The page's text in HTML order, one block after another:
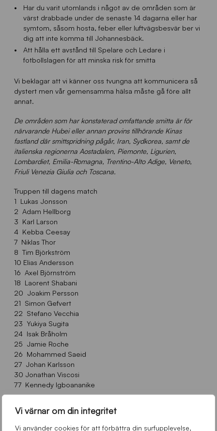
Har du varit utomlands i något av de områden som är
värst drabbade under de senaste 14 dagarna eller har
symtom, såsom hosta, feber eller luftvägsbesvär ber vi
dig att inte komma till Johannesbäck.
Att hålla ett avstånd till Spelare och Ledare i
fotbollslagen för att minska risk för smitta
Vi beklagar att vi känner oss tvungna att kommunicera så
dystert men vår gemensamma hälsa måste gå före allt
annat.
De områden som har konstaterad omfattande smitta är för
närvarande Hubei eller annan provins tillhörande Kinas
fastland där smittspridning pågår, Iran, Sydkorea, samt de
italienska regionerna Aostadalen, Piemonte, Ligurien,
Lombardiet, Emilia-Romagna, Trentino-Alto Adige, Veneto,
Friuli Venezia Giulia och Toscana.
Truppen till dagens match
1 Lukas Jonsson
2 Adam Hellborg
3 Karl Larson
4 Kebba Ceesay
7 Niklas Thor
8 Tim Björkström
10 Elias Andersson
16 Axel Björnström
18 Laorent Shabani
20 Joakim Persson
21 Simon Gefvert
22 Stefano Vecchia
23 Yukiya Sugita
24 Isak Bråholm
25 Jamie Roche
26 Mohammed Saeid
27 Johan Karlsson
30 Jonathan Viscosi
77 Kennedy Igboananike